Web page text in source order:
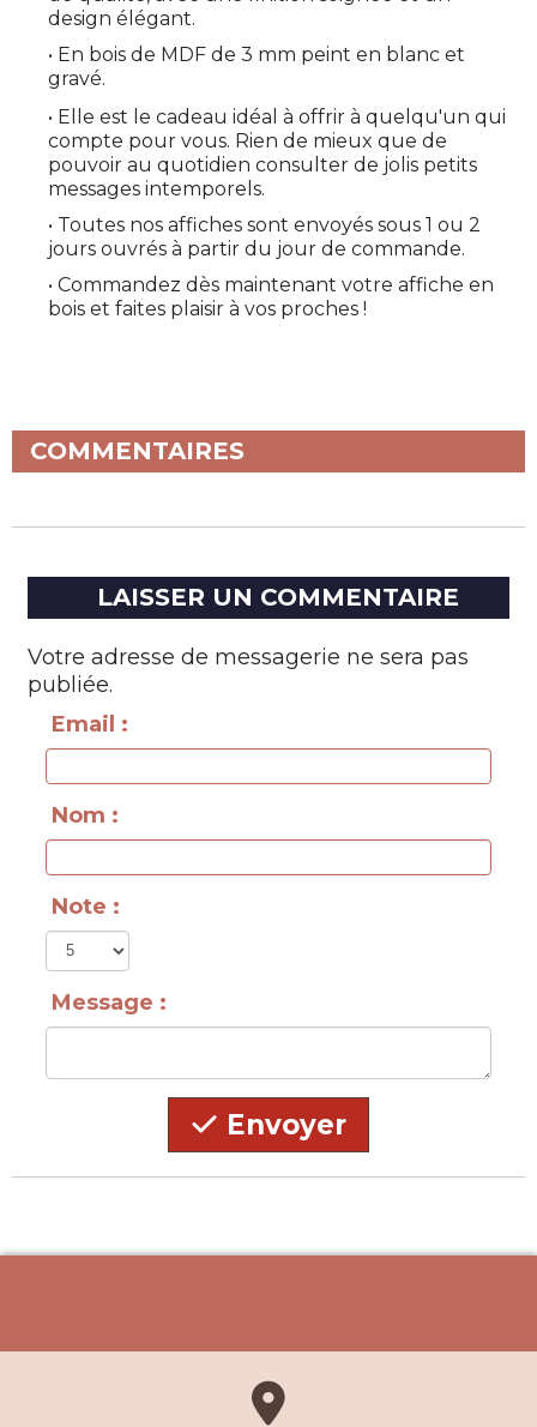
design élégant.
• En bois de MDF de 3 mm peint en blanc et
gravé.
• Elle est le cadeau idéal à offrir à quelqu'un qui
compte pour vous. Rien de mieux que de
pouvoir au quotidien consulter de jolis petits
messages intemporels.
• Toutes nos affiches sont envoyés sous 1 ou 2
jours ouvrés à partir du jour de commande.
• Commandez dès maintenant votre affiche en
bois et faites plaisir à vos proches !
COMMENTAIRES
LAISSER UN COMMENTAIRE
Votre adresse de messagerie ne sera pas
publiée.
Email :
Nom :
Note :
Message :
Envoyer
